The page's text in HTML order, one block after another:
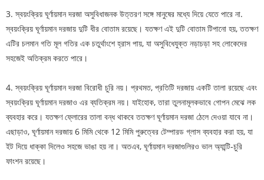
3. স্বয়ংক্রিয় ঘূর্ণায়মান দরজা অসুবিধাজনক উত্তরণ সঙ্গে মানুষের মধ্যে দিয়ে যেতে পারে না.
স্বয়ংক্রিয় ঘূর্ণায়মান দরজায় দুটি ধীর বোতাম রয়েছে। যতক্ষণ এই দুটি বোতাম টিপানো হয়, ততক্ষণ
এটির চলমান গতি মূল গতির এক চতুর্থাংশে হ্রাস পায়, যা অসুবিধেযুক্ত নড়াচড়া সহ লোকেদের
সহজেই অতিক্রম করতে পারে।
4. স্বয়ংক্রিয় ঘূর্ণায়মান দরজা বিরোধী চুরি নয়। প্রথমত, প্রতিটি দরজায় একটি তালা রয়েছে এবং
স্বয়ংক্রিয় ঘূর্ণায়মান দরজাও এর ব্যতিক্রম নয়। যাইহোক, তারা তুলনামূলকভাবে গোপন মেঝে লক
ব্যবহার করে। যতক্ষণ ফ্লোরের তালা বন্ধ থাকবে ততক্ষণ ঘূর্ণায়মান দরজা ঠেলে দেওয়া যাবে না।
এছাড়াও, ঘূর্ণায়মান দরজায় 6 মিমি থেকে 12 মিমি পুরুত্বের টেম্পারড গ্লাস ব্যবহার করা হয়, যা
ইট দিয়ে ধাক্কা দিলেও সহজে ভাঙা হয় না। অতএব, ঘূর্ণায়মান দরজাগুলিরও ভাল অ্যান্টি-চুরি
ফাংশন রয়েছে।